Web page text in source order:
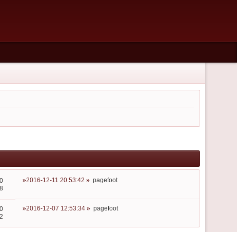
0
2016-12-11 20:53:42 pagefoot
0
2016-12-07 12:53:34 pagefoot